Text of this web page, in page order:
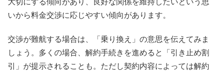
大切にする傾向があり、良好な関係を維持したいという思
いから料金交渉に応じやすい傾向があります。
交渉が難航する場合は、「乗り換え」の意思を伝えてみま
しょう。多くの場合、解約手続きを進めると「引き止め割
引」が提示されることも。ただし契約内容によっては解約